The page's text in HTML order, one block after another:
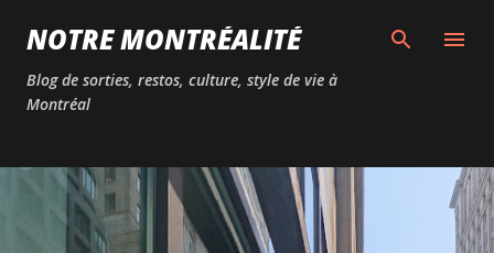
Passer au contenu principal
NOTRE MONTRÉALITÉ
Blog de sorties, restos, culture, style de vie à
Montréal